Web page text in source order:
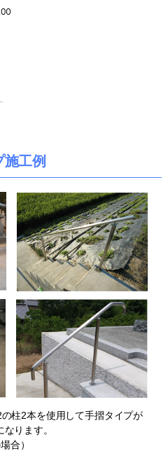
工例
柱2本を使用して手摺タイプが
ります。
合）